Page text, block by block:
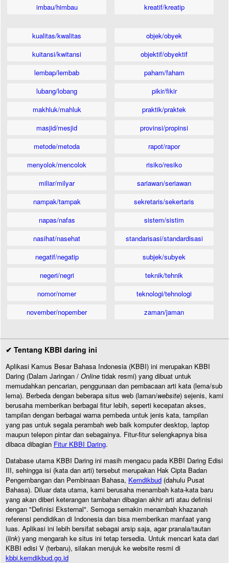
imbau/himbau kreatif/kreatip
kualitas/kwalitas
kuitansi/kwitansi
lembap/lembab
lubang/lobang
makhluk/mahluk
masjid/mesjid
metode/metoda
menyolok/mencolok
miliar/milyar
nampak/tampak
napas/nafas
nasihat/nasehat
negatif/negatip
negeri/negri
nomor/nomer
november/nopember
objek/obyek
objektif/obyektif
paham/faham
pikir/fikir
praktik/praktek
provinsi/propinsi
rapot/rapor
risiko/resiko
sariawan/seriawan
sekretaris/sekertaris
sistem/sistim
standarisasi/standardisasi
subjek/subyek
teknik/tehnik
teknologi/tehnologi
zaman/jaman
✔ Tentang KBBI daring ini
Aplikasi Kamus Besar Bahasa Indonesia (KBBI) ini merupakan KBBI
Daring (Dalam Jaringan / Online tidak resmi) yang dibuat untuk
memudahkan pencarian, penggunaan dan pembacaan arti kata (lema/sub
lema). Berbeda dengan beberapa situs web (laman/website) sejenis, kami
berusaha memberikan berbagai fitur lebih, seperti kecepatan akses,
tampilan dengan berbagai warna pembeda untuk jenis kata, tampilan
yang pas untuk segala perambah web baik komputer desktop, laptop
maupun telepon pintar dan sebagainya. Fitur-fitur selengkapnya bisa
dibaca dibagian Fitur KBBI Daring.
Database utama KBBI Daring ini masih mengacu pada KBBI Daring Edisi
III, sehingga isi (kata dan arti) tersebut merupakan Hak Cipta Badan
Pengembangan dan Pembinaan Bahasa, Kemdikbud (dahulu Pusat
Bahasa). Diluar data utama, kami berusaha menambah kata-kata baru
yang akan diberi keterangan tambahan dibagian akhir arti atau definisi
dengan "Definisi Eksternal". Semoga semakin menambah khazanah
referensi pendidikan di Indonesia dan bisa memberikan manfaat yang
luas. Aplikasi ini lebih bersifat sebagai arsip saja, agar pranala/tautan
(link) yang mengarah ke situs ini tetap tersedia. Untuk mencari kata dari
KBBI edisi V (terbaru), silakan merujuk ke website resmi di
kbbi.kemdikbud.go.id